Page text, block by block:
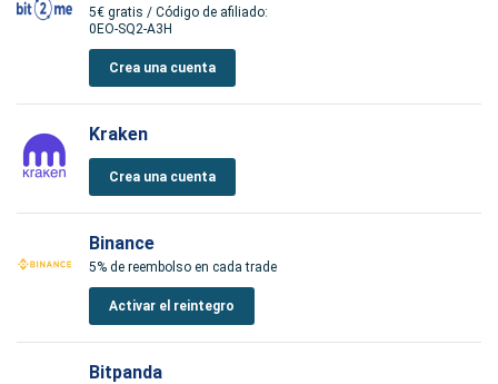
5€ gratis / Código de afiliado:
0EO-SQ2-A3H
Crea una cuenta
Kraken
Crea una cuenta
Binance
5% de reembolso en cada trade
Activar el reintegro
Bitpanda